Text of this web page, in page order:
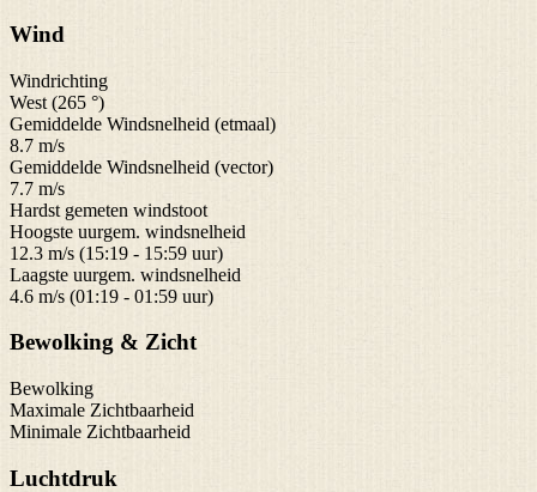
Wind
Windrichting
West (265 °)
Gemiddelde Windsnelheid (etmaal)
8.7 m/s
Gemiddelde Windsnelheid (vector)
7.7 m/s
Hardst gemeten windstoot
Hoogste uurgem. windsnelheid
12.3 m/s (15:19 - 15:59 uur)
Laagste uurgem. windsnelheid
4.6 m/s (01:19 - 01:59 uur)
Bewolking & Zicht
Bewolking
Maximale Zichtbaarheid
Minimale Zichtbaarheid
Luchtdruk